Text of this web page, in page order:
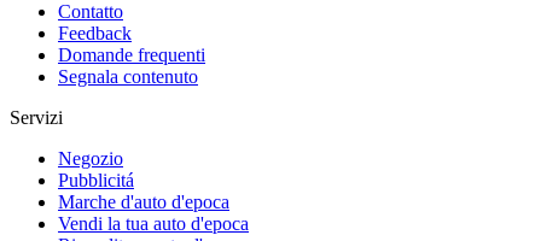
Contatto
Feedback
Domande frequenti
Segnala contenuto
Servizi
Negozio
Pubblicitá
Marche d'auto d'epoca
Vendi la tua auto d'epoca